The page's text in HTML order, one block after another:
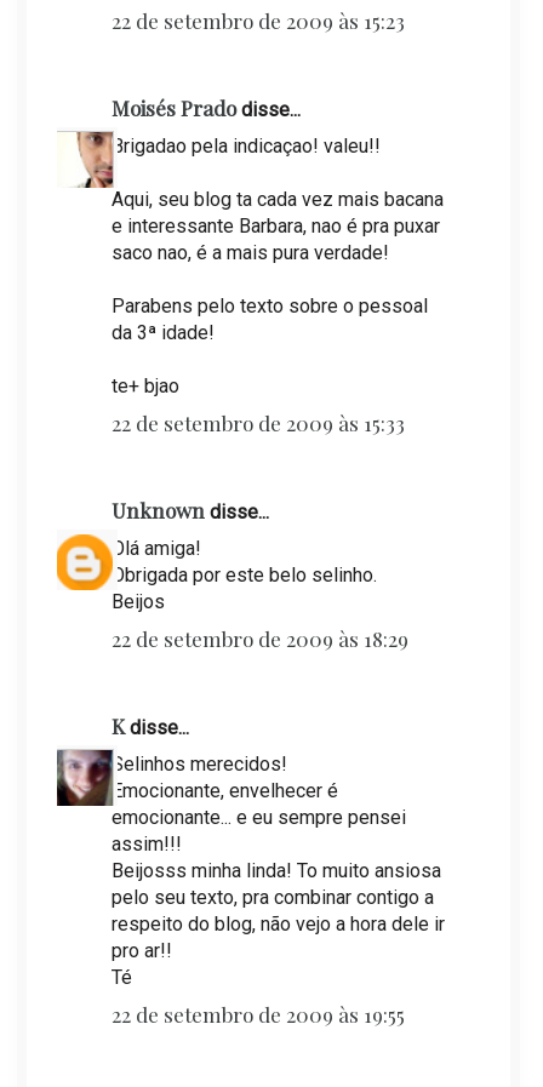
22 de setembro de 2009 às 15:23
Moisés Pradodisse...
Brigadao pela indicaçao! valeu!!
Aqui, seu blog ta cada vez mais bacana
e interessante Barbara, nao é pra puxar
saco nao, é a mais pura verdade!
Parabens pelo texto sobre o pessoal
da 3ª idade!
te+ bjao
22 de setembro de 2009 às 15:33
Unknowndisse...
Olá amiga!
Obrigada por este belo selinho.
Beijos
22 de setembro de 2009 às 18:29
Kdisse...
Selinhos merecidos!
Emocionante, envelhecer é
emocionante... e eu sempre pensei
assim!!!
Beijosss minha linda! To muito ansiosa
pelo seu texto, pra combinar contigo a
respeito do blog, não vejo a hora dele ir
pro ar!!
Té
22 de setembro de 2009 às 19:55